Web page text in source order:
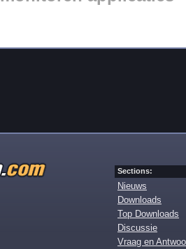
Sections:
Nieuws
Downloads
Top Downloads
Discussie
Vraag en